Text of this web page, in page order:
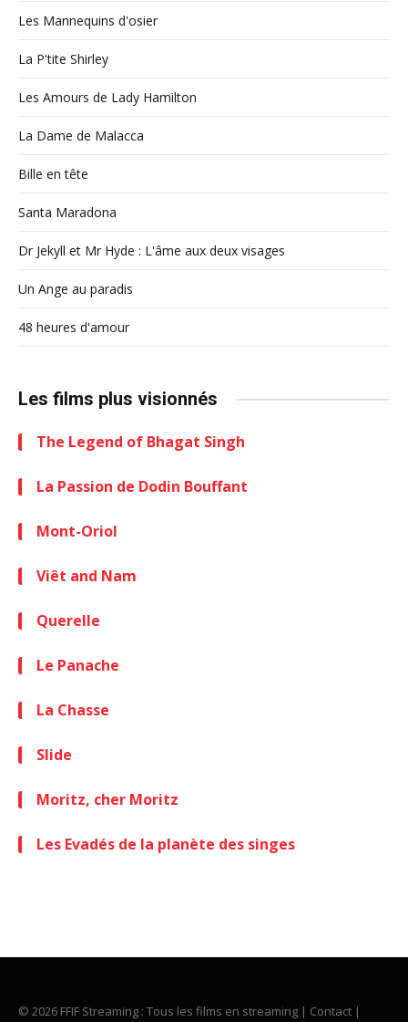
Les Mannequins d'osier
La P'tite Shirley
Les Amours de Lady Hamilton
La Dame de Malacca
Bille en tête
Santa Maradona
Dr Jekyll et Mr Hyde : L'âme aux deux visages
Un Ange au paradis
48 heures d'amour
Les films plus visionnés
The Legend of Bhagat Singh
La Passion de Dodin Bouffant
Mont-Oriol
Viêt and Nam
Querelle
Le Panache
La Chasse
Slide
Moritz, cher Moritz
Les Evadés de la planète des singes
© 2026 FFIF Streaming : Tous les films en streaming | Contact |